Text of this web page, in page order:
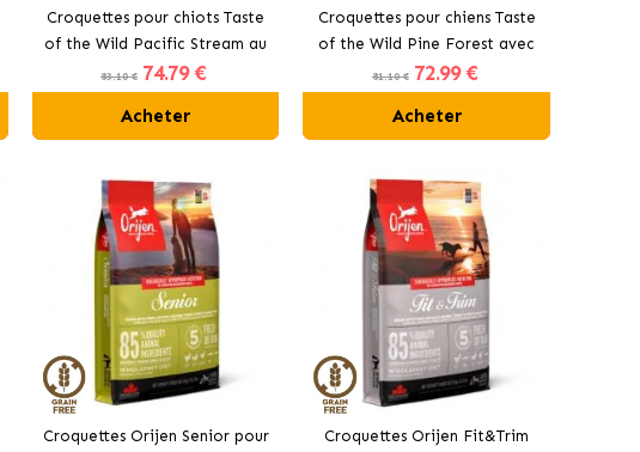
Croquettes pour chiots Taste
of the Wild Pacific Stream au
saumon
83.10 € 74.79 €
Acheter
Croquettes pour chiens Taste
of the Wild Pine Forest avec
cerf
81.10 € 72.99 €
Acheter
Croquettes Orijen Senior pour
Croquettes Orijen Fit&Trim